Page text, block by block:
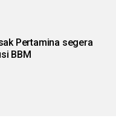
Pertamina segera
BBM